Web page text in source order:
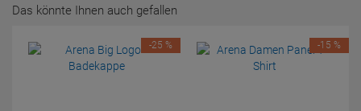
Das könnte Ihnen auch gefallen
-25 % -15 %